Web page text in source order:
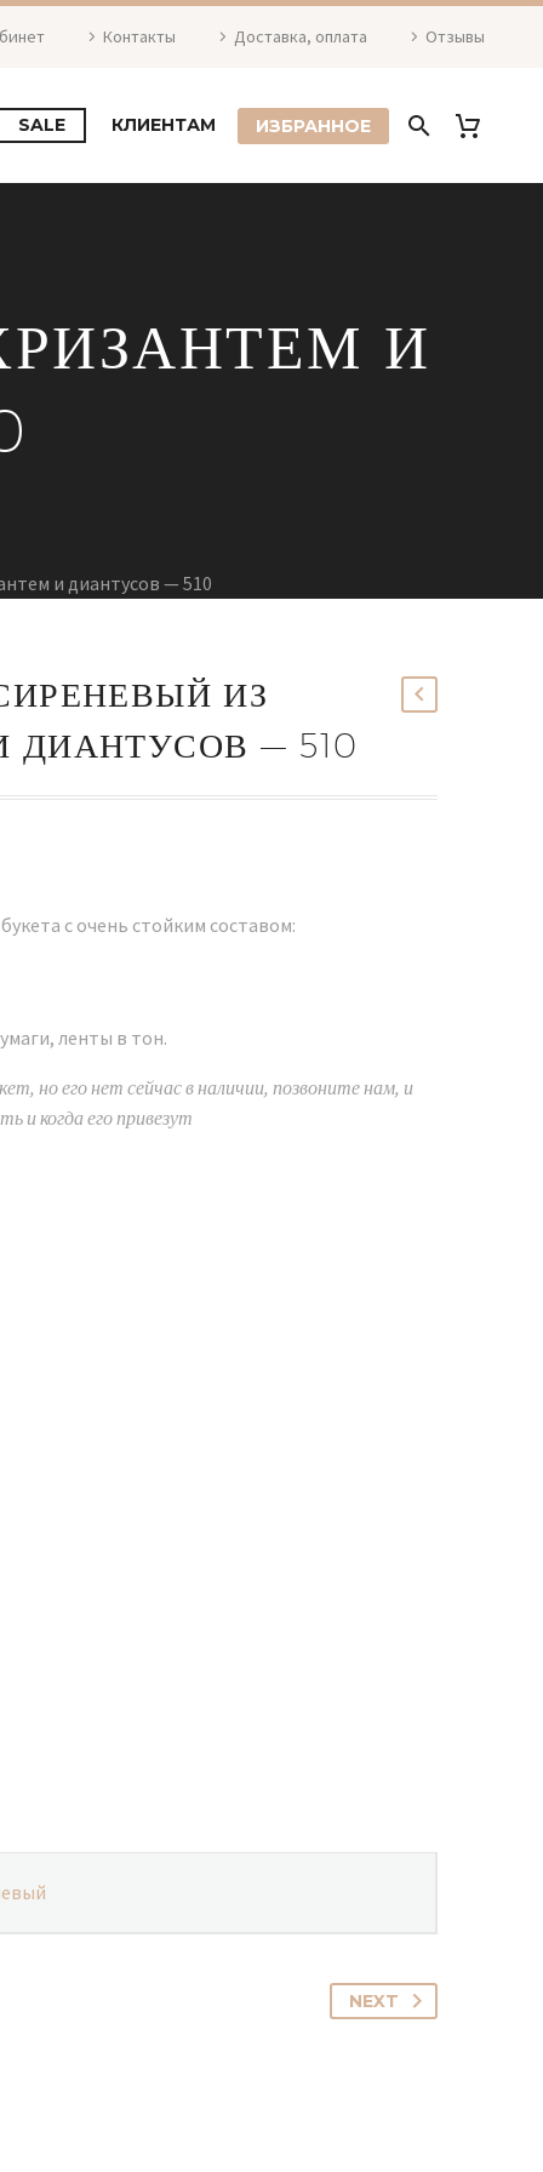
Контакты Доставка, оплата Отзывы
SALE КЛИЕНТАМ ИЗБРАННОЕ
И
и диантусов — 510
ИЗ
ДИАНТУСОВ — 510
с очень стойким составом:
ленты в тон.
но его нет сейчас в наличии, позвоните нам, и
и когда его привезут
NEXT